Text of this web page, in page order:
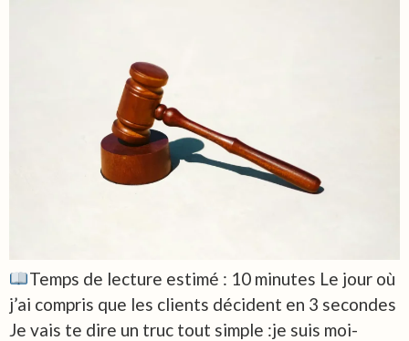
Temps de lecture estimé : 10 minutes Le jour où
j’ai compris que les clients décident en 3 secondes
Je vais te dire un truc tout simple :je suis moi-